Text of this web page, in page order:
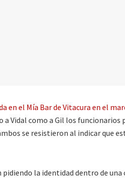
en el Mía Bar de Vitacura en el
a Vidal como a Gil los
se resistieron al indicar que
pidiendo la identidad dentro de